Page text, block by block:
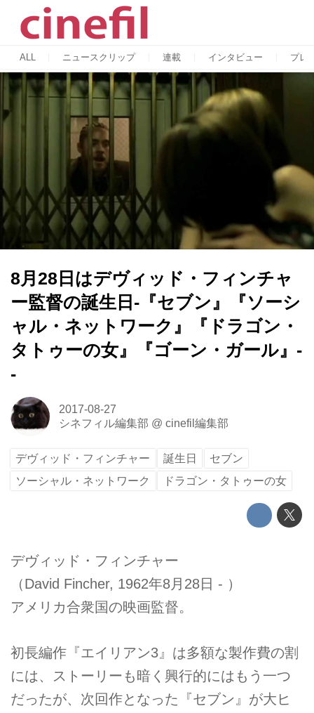
ALL ニュースクリップ 連載 インタビュー プレ
8月28日はデヴィッド・フィンチャ
ー監督の誕生日-『セブン』『ソーシ
ャル・ネットワーク』『ドラゴン・
タトゥーの女』『ゴーン・ガール』-
-
2017-08-27
シネフィル編集部 @ cinefil編集部
デヴィッド・フィンチャー 誕生日
セブン
ソーシャル・ネットワーク
ドラゴン・タトゥーの女
デヴィッド・フィンチャー
（David Fincher, 1962年8月28日 - ）
アメリカ合衆国の映画監督。
初長編作『エイリアン3』は多額な製作費の割
には、ストーリーも暗く興行的にはもう一つ
だったが、次回作となった『セブン』が大ヒ